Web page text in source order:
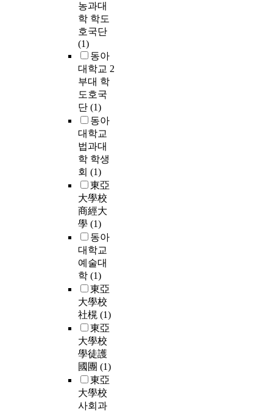
농과대
학 학도
호국단
(1)
동아
대학교 2
부대 학
도호국
단 (1)
동아
대학교
법과대
학 학생
회 (1)
東亞
大學校
商經大
學 (1)
동아
대학교
예술대
학 (1)
東亞
大學校
社榥 (1)
東亞
大學校
學徒護
國團 (1)
東亞
大學校
사회과